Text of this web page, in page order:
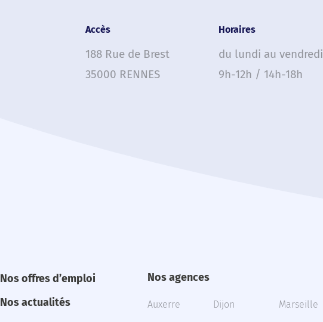
Accès
188 Rue de Brest
35000 RENNES
Horaires
du lundi au vendredi
9h-12h / 14h-18h
Nos offres d’emploi
Nos actualités
Nos agences
Auxerre Dijon Marseille